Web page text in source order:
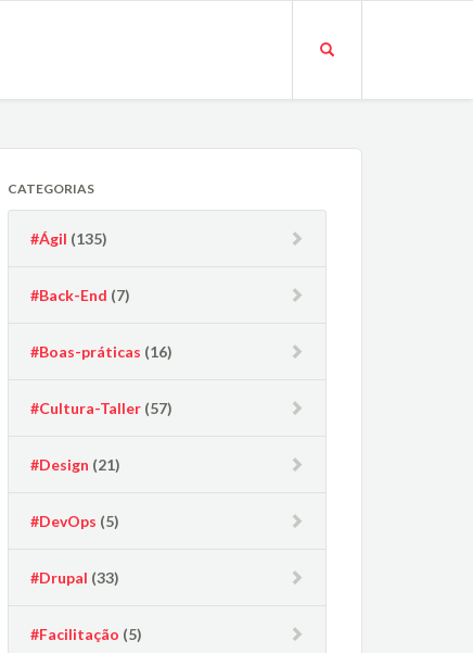
CATEGORIAS
#Ágil (135)
#Back-End (7)
#Boas-práticas (16)
#Cultura-Taller (57)
#Design (21)
#DevOps (5)
#Drupal (33)
#Facilitação (5)